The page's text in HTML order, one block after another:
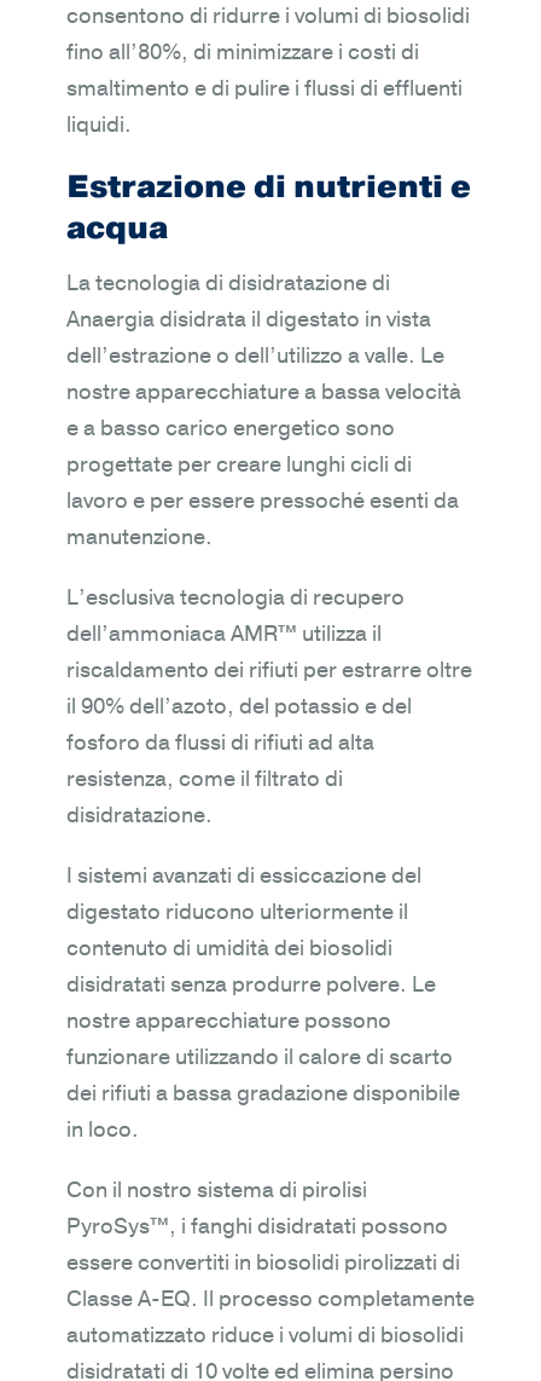
consentono di ridurre i volumi di biosolidi
fino all’80%, di minimizzare i costi di
smaltimento e di pulire i flussi di effluenti
liquidi.
Estrazione di nutrienti e
acqua
La tecnologia di disidratazione di
Anaergia disidrata il digestato in vista
dell’estrazione o dell’utilizzo a valle. Le
nostre apparecchiature a bassa velocità
e a basso carico energetico sono
progettate per creare lunghi cicli di
lavoro e per essere pressoché esenti da
manutenzione.
L’esclusiva tecnologia di recupero
dell’ammoniaca AMR™ utilizza il
riscaldamento dei rifiuti per estrarre oltre
il 90% dell’azoto, del potassio e del
fosforo da flussi di rifiuti ad alta
resistenza, come il filtrato di
disidratazione.
I sistemi avanzati di essiccazione del
digestato riducono ulteriormente il
contenuto di umidità dei biosolidi
disidratati senza produrre polvere. Le
nostre apparecchiature possono
funzionare utilizzando il calore di scarto
dei rifiuti a bassa gradazione disponibile
in loco.
Con il nostro sistema di pirolisi
PyroSys™, i fanghi disidratati possono
essere convertiti in biosolidi pirolizzati di
Classe A-EQ. Il processo completamente
automatizzato riduce i volumi di biosolidi
disidratati di 10 volte ed elimina persino